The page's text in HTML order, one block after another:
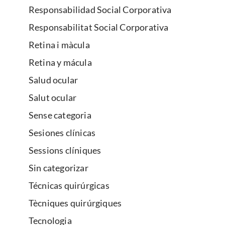
Responsabilidad Social Corporativa
Responsabilitat Social Corporativa
Retina i màcula
Retina y mácula
Salud ocular
Salut ocular
Sense categoria
Sesiones clínicas
Sessions clíniques
Sin categorizar
Técnicas quirúrgicas
Tècniques quirúrgiques
Tecnologia